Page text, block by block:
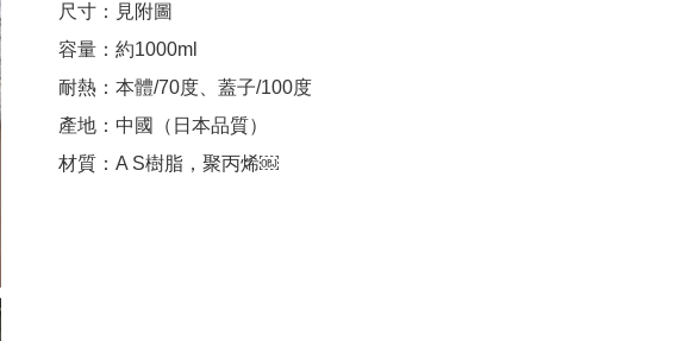
尺寸：見附圖
容量：約1000ml
耐熱：本體/70度、蓋子/100度
產地：中國（日本品質）
材質：A S樹脂，聚丙烯￼